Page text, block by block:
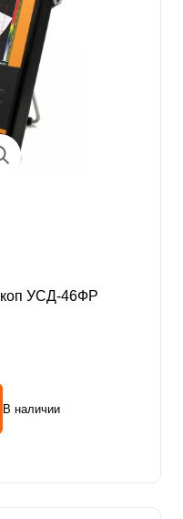
УСД-46ФР
В наличии